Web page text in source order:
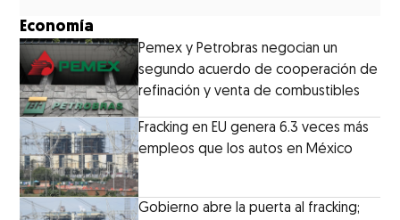
Economía
Pemex y Petrobras negocian un
segundo acuerdo de cooperación de
refinación y venta de combustibles
Fracking en EU genera 6.3 veces más
empleos que los autos en México
Gobierno abre la puerta al fracking;